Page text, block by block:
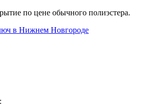
по цене обычного полиэстера.
в Нижнем Новгороде